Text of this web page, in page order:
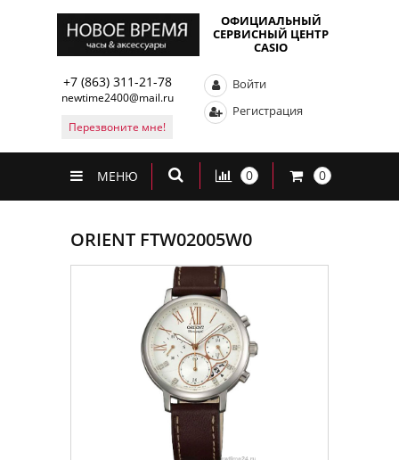
ОФИЦИАЛЬНЫЙ
СЕРВИСНЫЙ ЦЕНТР
CASIO
+7 (863) 311-21-78
newtime2400@mail.ru
Перезвоните мне!
Войти
Регистрация
МЕНЮ 0 0
ORIENT FTW02005W0